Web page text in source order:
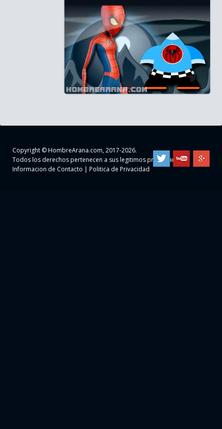
Copyright ©HombreArana.com, 2017-2026.
Todos los derechos pertenecen a sus legitimos propietarios
Informacion de Contacto | Politica de Privacidad